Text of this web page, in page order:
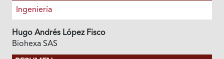
Ingeniería
Hugo Andrés López Fisco
Biohexa SAS